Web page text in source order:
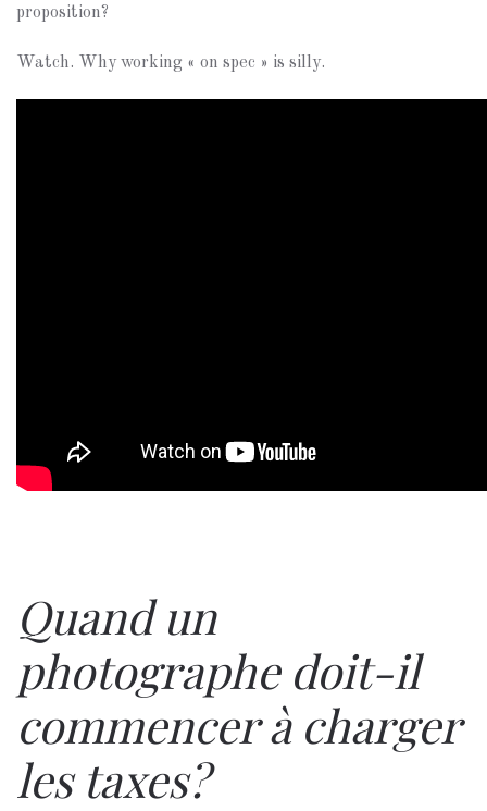
proposition?
Watch. Why working « on spec » is silly.
Quand un
photographe doit-il
commencer à charger
les taxes?